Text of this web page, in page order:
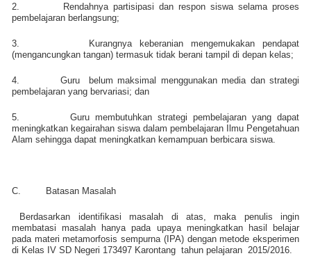
2.
Rendahnya partisipasi dan respon siswa selama proses
pembelajaran berlangsung;
3.
Kurangnya keberanian mengemukakan pendapat
(mengancungkan tangan) termasuk tidak berani tampil di depan kelas;
4. Guru
belum maksimal menggunakan media dan strategi
pembelajaran yang bervariasi; dan
5.
Guru membutuhkan strategi pembelajaran yang dapat
meningkatkan kegairahan siswa dalam pembelajaran Ilmu Pengetahuan
Alam sehingga dapat meningkatkan kemampuan berbicara siswa.
C. Batasan Masalah
Berdasarkan identifikasi masalah di atas, maka penulis ingin
membatasi masalah hanya pada upaya meningkatkan hasil belajar
pada materi metamorfosis sempurna (IPA) dengan metode eksperimen
di Kelas IV SD Negeri 173497 Karontang tahun pelajaran 2015/2016.